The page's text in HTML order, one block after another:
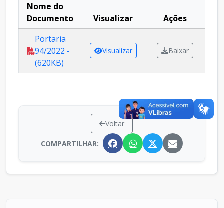
Nome do
Documento
Visualizar
Ações
Portaria
94/2022 -
(620KB)
Visualizar Baixar
Voltar
COMPARTILHAR: